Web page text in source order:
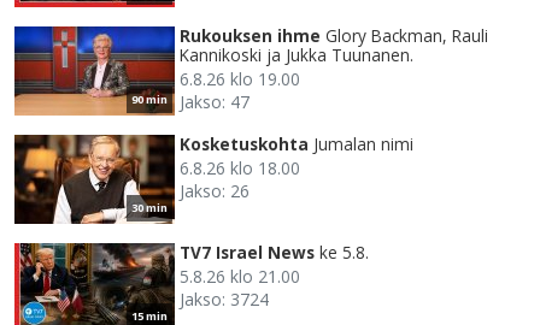
90 min
Rukouksen ihme Glory Backman, Rauli
Kannikoski ja Jukka Tuunanen.
6.8.26 klo 19.00
Jakso: 47
30 min
Kosketuskohta Jumalan nimi
6.8.26 klo 18.00
Jakso: 26
15 min
TV7 Israel News ke 5.8.
5.8.26 klo 21.00
Jakso: 3724